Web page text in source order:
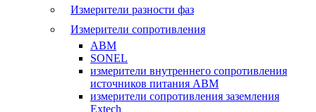
Измерители разности фаз
Измерители сопротивления
ABM
SONEL
измерители внутреннего сопротивления
источников питания ABM
измерители сопротивления заземления
Extech